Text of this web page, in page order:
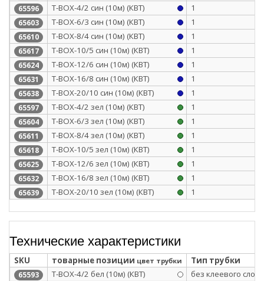
65596 Т-BOX-4/2 син (10м) (КВТ) 1
65603 Т-BOX-6/3 син (10м) (КВТ) 1
65610 Т-BOX-8/4 син (10м) (КВТ) 1
65617 Т-BOX-10/5 син (10м) (КВТ) 1
65624 Т-BOX-12/6 син (10м) (КВТ) 1
65631 Т-BOX-16/8 син (10м) (КВТ) 1
65638 Т-BOX-20/10 син (10м) (КВТ) 1
65597 Т-BOX-4/2 зел (10м) (КВТ) 1
65604 Т-BOX-6/3 зел (10м) (КВТ) 1
65611 Т-BOX-8/4 зел (10м) (КВТ) 1
65618 Т-BOX-10/5 зел (10м) (КВТ) 1
65625 Т-BOX-12/6 зел (10м) (КВТ) 1
65632 Т-BOX-16/8 зел (10м) (КВТ) 1
65639 Т-BOX-20/10 зел (10м) (КВТ) 1
Технические характеристики
SKU товарные позиции цвет трубки Тип трубки
65593 Т-BOX-4/2 бел (10м) (КВТ) без клеевого слоя